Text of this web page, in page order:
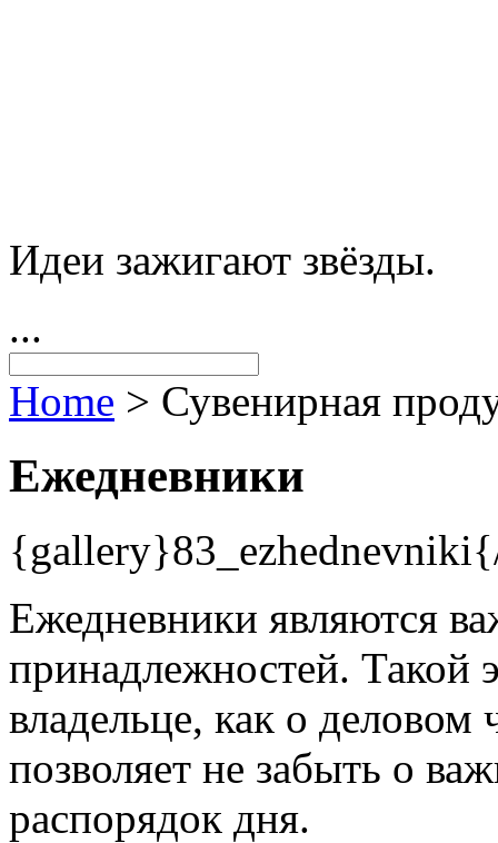
Идеи зажигают звёзды.
...
Home > Сувенирная
Ежедневники
Ежедневники являются
принадлежностей. Такой
владельце, как о деловом
позволяет не забыть о
распорядок дня.